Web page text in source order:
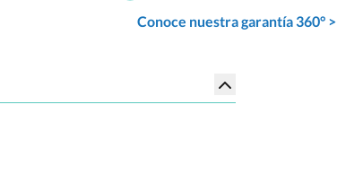
Conoce nuestra garantía 360° >